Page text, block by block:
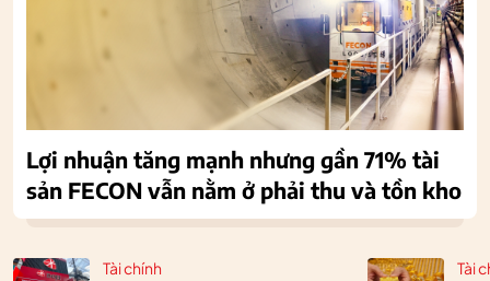
Tài chính Tài
Lợi nhuận tăng mạnh nhưng gần 71% tài
sản FECON vẫn nằm ở phải thu và tồn kho